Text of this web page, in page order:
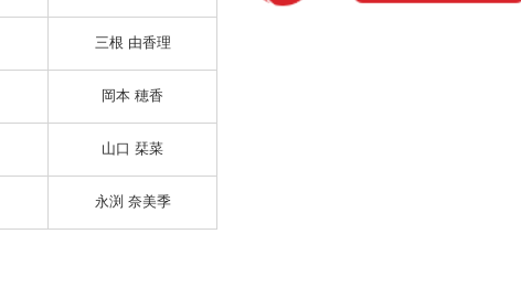
三根 由香理
岡本 穂香
山口 栞菜
永渕 奈美季